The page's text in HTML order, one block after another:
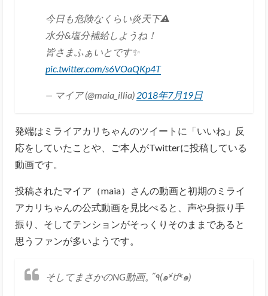
今日も危険なくらい炎天下⚠️
水分&塩分補給しようね！
皆さまふぁいとです✨
pic.twitter.com/s6VOaQKp4T
— マイア (@maia_illia) 2018年7月19日
発端はミライアカリちゃんのツイートに「いいね」反
応をしていたことや、ご本人がTwitterに投稿している
動画です。
投稿されたマイア（maia）さんの動画と初期のミライ
アカリちゃんの公式動画を見比べると、声や身振り手
振り、そしてテンションがそっくりそのままであると
思うファンが多いようです。
そしてまさかのNG動画。٩̋(๑˃́ꇴ˂̀๑)